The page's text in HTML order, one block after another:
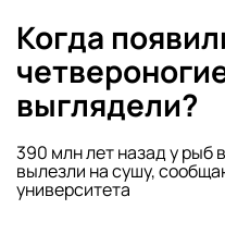
Когда
выглядели?
390 млн лет назад у рыб
вылезли на сушу,
университета